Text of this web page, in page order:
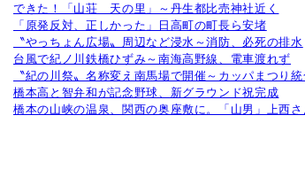
できた！「山荘 天の里」～丹生都比売神社近く
「原発反対、正しかった」日高町の町長ら安堵
〝やっちょん広場〟周辺など浸水～消防、必死の排水
台風で紀ノ川鉄橋ひずみ～南海高野線、電車渡れず
〝紀の川祭〟名称変え南馬場で開催～カッパまつり統
橋本高と智弁和が記念野球、新グラウンド祝完成
橋本の山峡の温泉、関西の奥座敷に。「山男」上西